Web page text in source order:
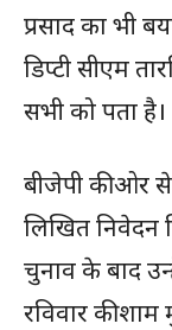
प्रसाद का भी
डिप्टी सीएम
सभी को पता है।
बीजेपी की ओर
लिखित निवेदन
चुनाव के बाद
रविवार की